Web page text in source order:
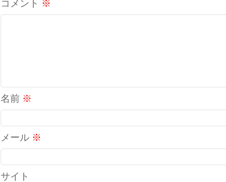
コメント ※
名前 ※
メール ※
サイト